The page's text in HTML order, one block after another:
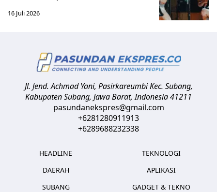
16 Juli 2026
Jl. Jend. Achmad Yani, Pasirkareumbi Kec. Subang,
Kabupaten Subang, Jawa Barat,Indonesia41211
pasundanekspres@gmail.com
+6281280911913
+6289688232338
HEADLINE
DAERAH
SUBANG
TEKNOLOGI
APLIKASI
GADGET & TEKNO